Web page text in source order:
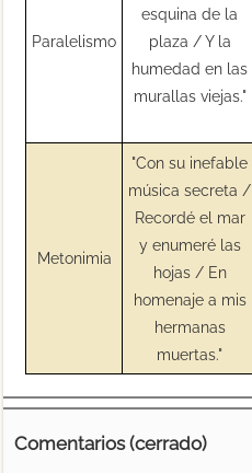
Paralelismo
esquina de la
plaza / Y la
humedad en las
murallas viejas."
Metonimia
"Con su inefable
música secreta /
Recordé el mar
y enumeré las
hojas / En
homenaje a mis
hermanas
muertas."
Comentarios (cerrado)